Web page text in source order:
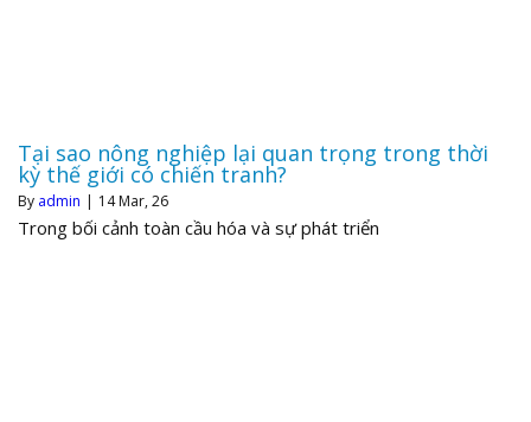
Tại sao nông nghiệp lại quan trọng trong thời
kỳ thế giới có chiến tranh?
By admin | 14 Mar, 26
Trong bối cảnh toàn cầu hóa và sự phát triển